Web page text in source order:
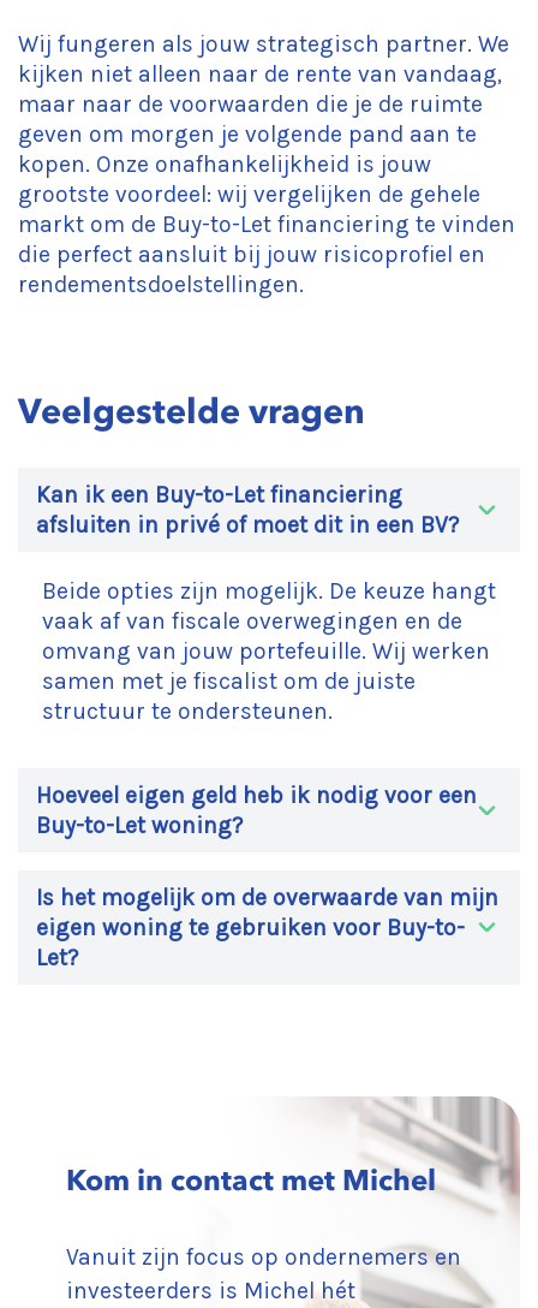
Wij fungeren als jouw strategisch partner. We
kijken niet alleen naar de rente van vandaag,
maar naar de voorwaarden die je de ruimte
geven om morgen je volgende pand aan te
kopen. Onze onafhankelijkheid is jouw
grootste voordeel: wij vergelijken de gehele
markt om de Buy-to-Let financiering te vinden
die perfect aansluit bij jouw risicoprofiel en
rendementsdoelstellingen.
Veelgestelde vragen
Kan ik een Buy-to-Let financiering
afsluiten in privé of moet dit in een BV?
Beide opties zijn mogelijk. De keuze hangt
vaak af van fiscale overwegingen en de
omvang van jouw portefeuille. Wij werken
samen met je fiscalist om de juiste
structuur te ondersteunen.
Hoeveel eigen geld heb ik nodig voor een
Buy-to-Let woning?
Is het mogelijk om de overwaarde van mijn
eigen woning te gebruiken voor Buy-to-
Let?
Kom in contact met Michel
Vanuit zijn focus op ondernemers en
investeerders is Michel hét